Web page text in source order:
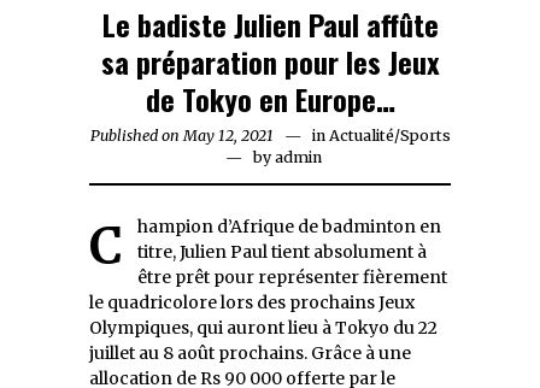
Le badiste Julien Paul affûte
sa préparation pour les Jeux
de Tokyo en Europe…
Published on May 12, 2021 May
12,
in Actualité/Sports
byadmin
Champion d’Afrique de badminton en
titre, Julien Paul tient absolument à
être prêt pour représenter fièrement
le quadricolore lors des prochains Jeux
Olympiques, qui auront lieu à Tokyo du 22
juillet au 8 août prochains. Grâce à une
allocation de Rs 90 000 offerte par le